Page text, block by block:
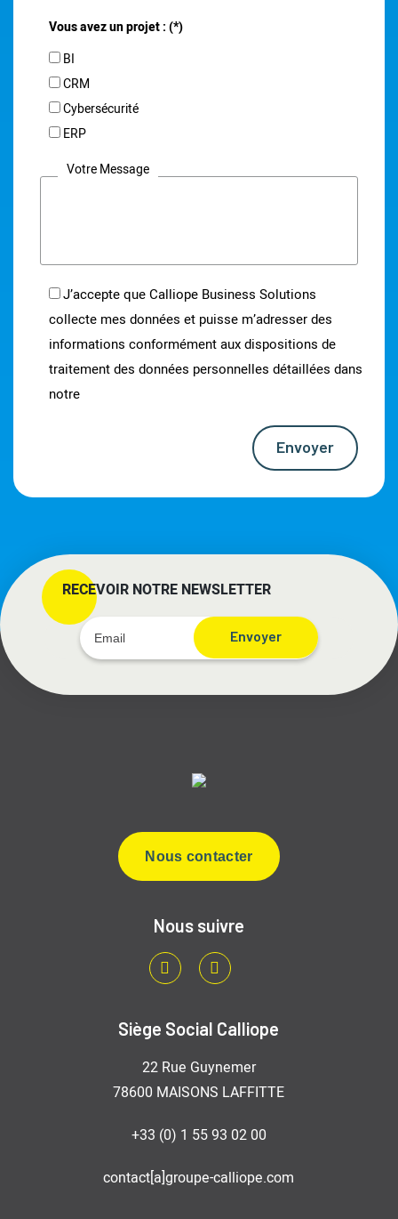
Vous avez un projet : (*)
BI
CRM
Cybersécurité
ERP
Votre Message
J’accepte que Calliope Business Solutions
collecte mes données et puisse m’adresser des
informations conformément aux dispositions de
traitement des données personnelles détaillées dans
notre
Envoyer
RECEVOIR NOTRE NEWSLETTER
Envoyer
Nous contacter
Nous suivre
LinkedInYoutube
Siège Social Calliope
22 Rue Guynemer
78600 MAISONS LAFFITTE
+33 (0) 1 55 93 02 00
contact[a]groupe-calliope.com